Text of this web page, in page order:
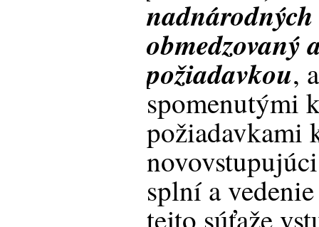
požiadavkou,
spomenutými
požiadavkami
splní a
tejto súťaže